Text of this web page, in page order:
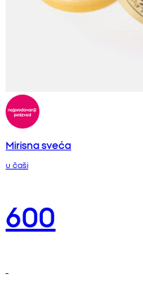
Mirisna sveća
u čaši
600